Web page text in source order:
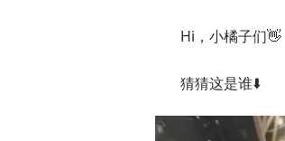
Hi，小橘子们👋
猜猜这是谁⬇️